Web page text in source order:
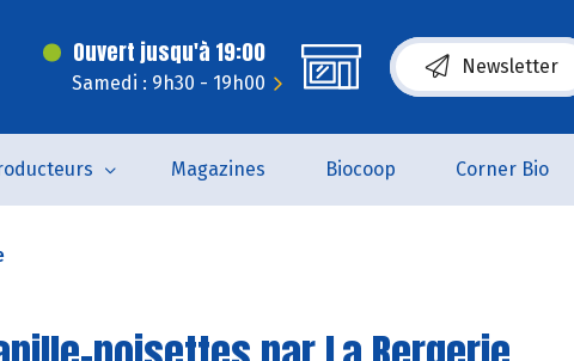
Ouvert jusqu'à 19:00
Samedi : 9h30 - 19h00
Newsletter
(s’ouvre dans une
Magazines Biocoop Corner Bio